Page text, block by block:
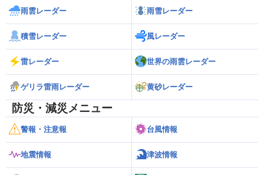
雨雲レーダー 雨雪レーダー
積雪レーダー 風レーダー
雷レーダー 世界の雨雲レーダー
ゲリラ雷雨レーダー 黄砂レーダー
防災・減災メニュー
警報・注意報 台風情報
地震情報 津波情報